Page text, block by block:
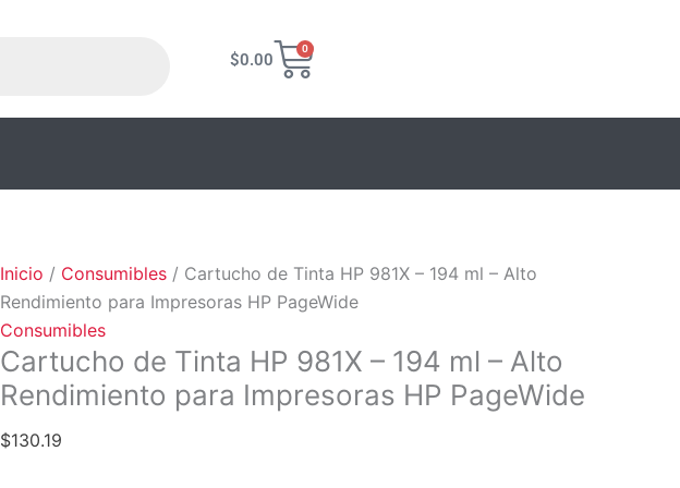
$0.00
0
Carrito
Inicio / Consumibles / Cartucho de Tinta HP 981X – 194 ml – Alto
Rendimiento para Impresoras HP PageWide
Consumibles
Cartucho de Tinta HP 981X – 194 ml – Alto
Rendimiento para Impresoras HP PageWide
$130.19
Alto
Rendimiento
para
Impresoras
HP
PageWide
cantidad